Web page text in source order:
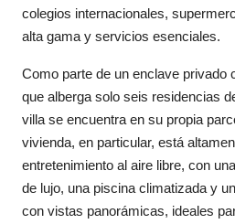
colegios internacionales,
alta gama y servicios esenciales.
Como parte de un enclave privado
que alberga solo seis residencias
villa se encuentra en su propia
vivienda, en particular, está
entretenimiento al aire libre, con
de lujo, una piscina climatizada y
con vistas panorámicas, ideales